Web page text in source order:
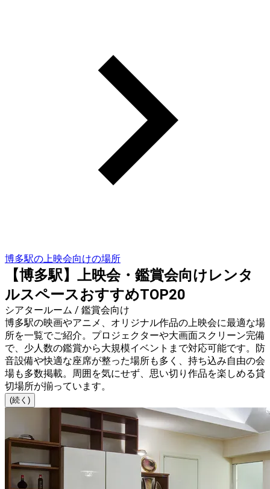
博多駅の上映会向けの場所
【博多駅】上映会・鑑賞会向けレンタ
ルスペースおすすめTOP20
シアタールーム / 鑑賞会向け
博多駅の映画やアニメ、オリジナル作品の上映会に最適な場
所を一覧でご紹介。プロジェクターや大画面スクリーン完備
で、少人数の鑑賞から大規模イベントまで対応可能です。防
音設備や快適な座席が整った場所も多く、持ち込み自由の会
場も多数掲載。周囲を気にせず、思い切り作品を楽しめる貸
切場所が揃っています。
(続く)